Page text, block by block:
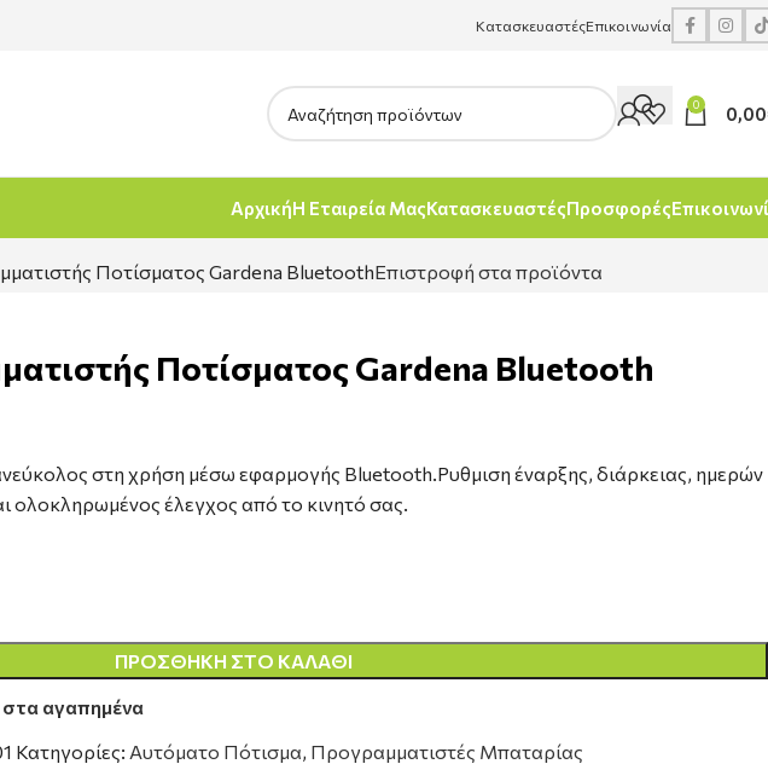
ΚατασκευαστέςΕπικοινωνία
0 0,00
ΑρχικήΗ Εταιρεία ΜαςΚατασκευαστέςΠροσφορές
Ποτίσματος Gardena BluetoothΕπιστροφή στα προϊόντα
Ποτίσματος Gardena Bluetooth
στη χρήση μέσω εφαρμογής Bluetooth.Ρυθμιση έναρξης, διάρκειας, ημερών
έλεγχος από το κινητό σας.
ΠΡΟΣΘΉΚΗ ΣΤΟ ΚΑΛΆΘΙ
αγαπημένα
Κατηγορίες: Αυτόματο Πότισμα, Προγραμματιστές Μπαταρίας